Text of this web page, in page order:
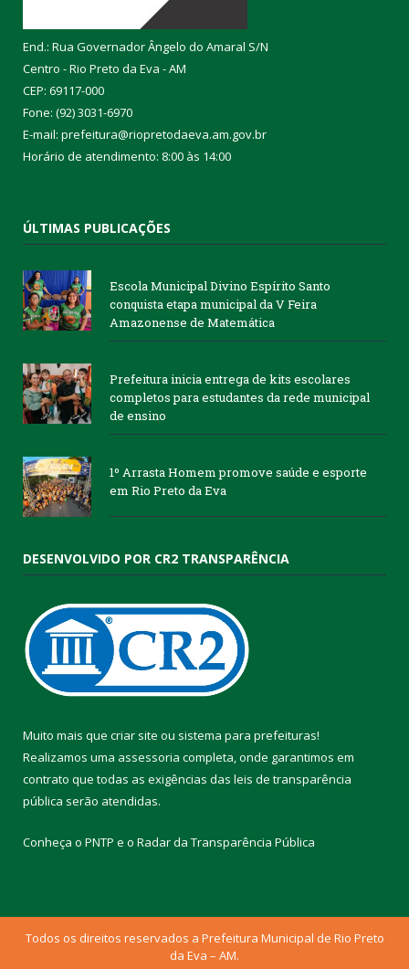
End.: Rua Governador Ângelo do Amaral S/N
Centro - Rio Preto da Eva - AM
CEP: 69117-000
Fone: (92) 3031-6970
E-mail: prefeitura@riopretodaeva.am.gov.br
Horário de atendimento: 8:00 às 14:00
ÚLTIMAS PUBLICAÇÕES
Escola Municipal Divino Espírito Santo
conquista etapa municipal da V Feira
Amazonense de Matemática
Prefeitura inicia entrega de kits escolares
completos para estudantes da rede municipal
de ensino
1º Arrasta Homem promove saúde e esporte
em Rio Preto da Eva
DESENVOLVIDO POR CR2 TRANSPARÊNCIA
Muito mais que criar site ou sistema para prefeituras!
Realizamos uma assessoria completa, onde garantimos em
contrato que todas as exigências das leis de transparência
pública serão atendidas.
Conheça o PNTP e o Radar da Transparência Pública
Todos os direitos reservados a Prefeitura Municipal de Rio Preto
da Eva – AM.